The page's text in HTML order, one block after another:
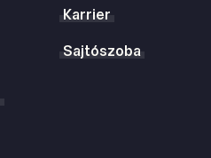
Karrier
Sajtószoba